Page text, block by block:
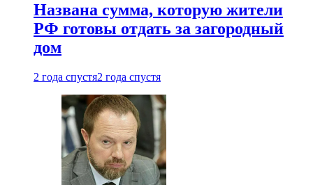
Названа сумма, которую жители
РФ готовы отдать за загородный
дом
2 года спустя2 года спустя